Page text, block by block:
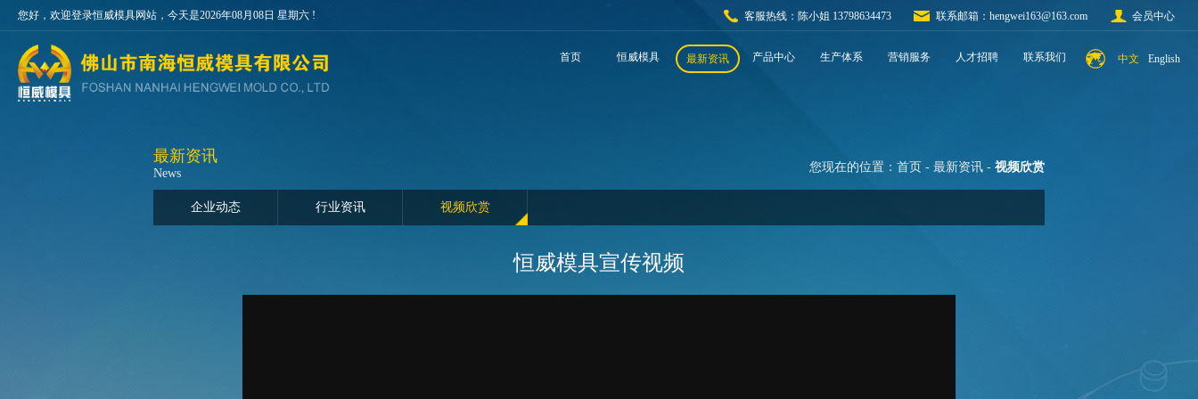
您好，欢迎登录恒威模具网站，今天是2026年08月08日 星期六 ! 客服热线： 陈小姐 13798634473 联系邮箱： hengwei163@163.com 会员中心
中文 English
首页 恒威模具 最新资讯 产品中心 生产体系 营销服务 人才招聘 联系我们
最新资讯
News 您现在的位置： 首页 - 最新资讯 - 视频欣赏
企业动态 行业资讯 视频欣赏
恒威模具宣传视频